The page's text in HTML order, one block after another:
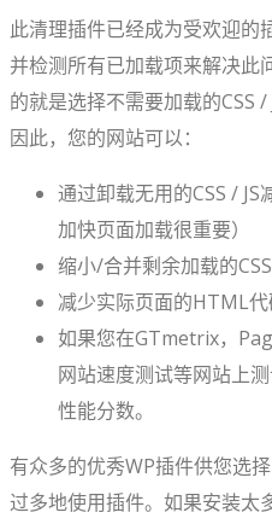
此清理插件已经成为受欢迎的
并检测所有已加载项来解决此
的就是选择不需要加载的CSS /
因此，您的网站可以：
通过卸载无用的CSS /
加快页面加载很重要）
缩小/合并剩余加载的
减少实际页面的HTML代
如果您在GTmetrix，
网站速度测试等网站上
性能分数。
有众多的优秀WP插件供您选
过多地使用插件。如果安装太